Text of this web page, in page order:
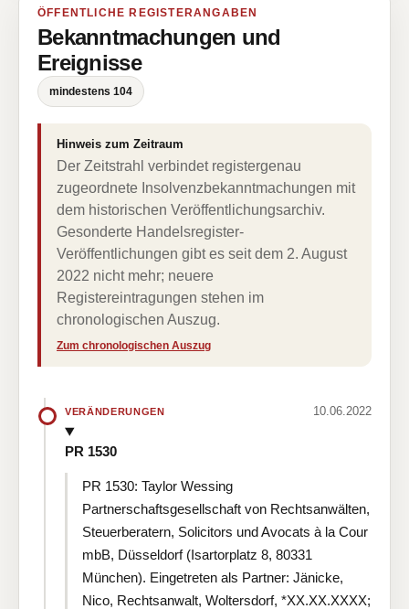
ÖFFENTLICHE REGISTERANGABEN
Bekanntmachungen und
Ereignisse
mindestens 104
Hinweis zum Zeitraum
Der Zeitstrahl verbindet registergenau
zugeordnete Insolvenzbekanntmachungen mit
dem historischen Veröffentlichungsarchiv.
Gesonderte Handelsregister-
Veröffentlichungen gibt es seit dem 2. August
2022 nicht mehr; neuere
Registereintragungen stehen im
chronologischen Auszug.
Zum chronologischen Auszug
VERÄNDERUNGEN 10.06.2022
PR 1530
PR 1530: Taylor Wessing
Partnerschaftsgesellschaft von Rechtsanwälten,
Steuerberatern, Solicitors und Avocats à la Cour
mbB, Düsseldorf (Isartorplatz 8, 80331
München). Eingetreten als Partner: Jänicke,
Nico, Rechtsanwalt, Woltersdorf, *XX.XX.XXXX;